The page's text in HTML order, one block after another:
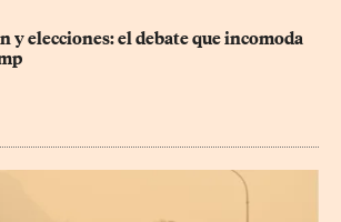
y elecciones: el debate que incomoda